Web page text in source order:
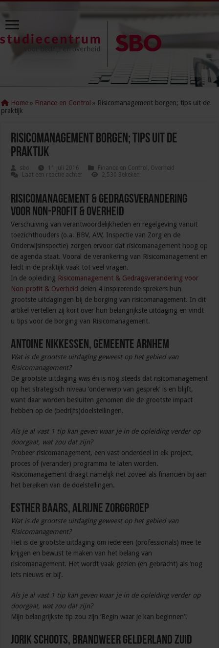
Home » Finance en Control » Risicomanagement borgen; tips uit de
praktijk
Risicomanagement borgen; tips uit de
praktijk
sbo 11 juli 2016 Finance en Control , Overheid
Laat een reactie achter
2,530 Bekeken
Risicomanagement & Gedragsverandering
voor Non-profit & Overheid
Verschuiving van verantwoordelijkheden en regelgeving vanuit
toezichthouders (o.a. BBV, AW, Inspectie van Zorg en de
Onderwijsinspectie) zorgen ervoor dat risicomanagement hoog op
de agenda staat. Vooral de verankering van Risicomanagement en
leidt in de praktijk vaak tot veel vragen.
In de opleiding Risicomanagement & Gedragsverandering voor
Non-profit & Overheid delen 4 inspirerende sprekers hun
grootste uitdagingen bij de borging van risicomanagement. In dit
artikel vertellen zij kort over hun belangrijkste uitdaging en vindt
u tips voor de borging van Risicomanagement.
Antoine Nikkessen, Gemeente Arnhem
Wat is de grootste uitdaging geweest op het gebied van
Risicomanagement?
De grootste uitdaging was én is nog steeds dat risicomanagement
op het strategisch niveau ‘onderwerp van gesprek’ is en blijft,
want daar worden besluiten genomen die de grootste impact
hebben op de (bedrijfs)doelstellingen.
Als je al vast 1 tip kan geven waar je in de opleiding verder op
doorgaat, wat zou dat zijn?
Probeer risicomanagement, een vast onderdeel in elk project,
proces of (verander) programma te laten worden.
Risicomanagement draagt namelijk net zoveel als financiën bij aan
het bereiken van de doelstellingen.
Esther Baars, Alrijne Zorggroep
Wat is de grootste uitdaging geweest op het gebied van
Risicomanagement?
Het is de grootste uitdaging om iedereen (professionals) mee te
krijgen en bewust te maken van het belang van
risicomanagement. Het wordt vaak gezien (en gebracht) als ‘nog
iets nieuws er bij’.
Als je al vast 1 tip kan geven waar je in de opleiding verder op
doorgaat, wat zou dat zijn?
Mijn belangrijkste tip zou zijn ‘Begin waar je kan beginnen’!
Jorik Schoots, Brandweer Gelderland Zuid